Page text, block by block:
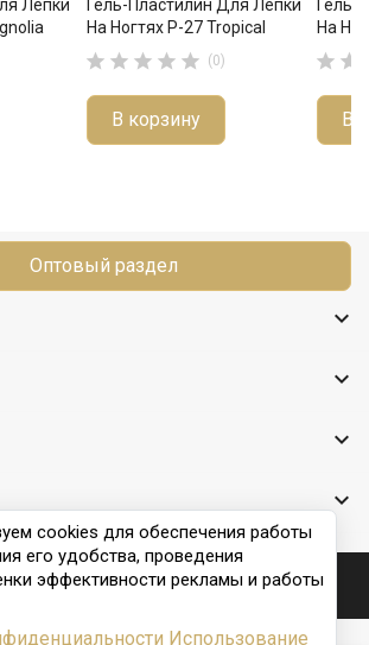
Лепки
Гель-Пластилин Для Лепки
На Ногтях P-27 Tropical
     (0)
В корзину
Гель-
На
 
В
Оптовый раздел




- официальный сайт
для наращивания ногтей
cookies для обеспечения работы
его удобства, проведения
эффективности рекламы и работы
Использование